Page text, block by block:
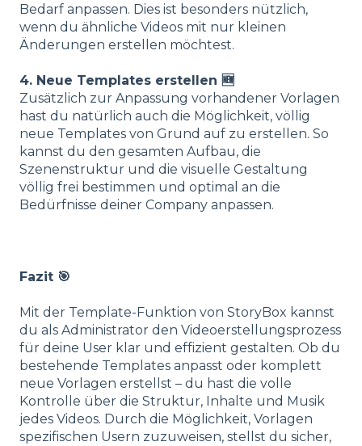
Bedarf anpassen. Dies ist besonders nützlich,
wenn du ähnliche Videos mit nur kleinen
Änderungen erstellen möchtest.
4. Neue Templates erstellen 🆕
Zusätzlich zur Anpassung vorhandener Vorlagen
hast du natürlich auch die Möglichkeit, völlig
neue Templates von Grund auf zu erstellen. So
kannst du den gesamten Aufbau, die
Szenenstruktur und die visuelle Gestaltung
völlig frei bestimmen und optimal an die
Bedürfnisse deiner Company anpassen.
Fazit 🎯
Mit der Template-Funktion von StoryBox kannst
du als Administrator den Videoerstellungsprozess
für deine User klar und effizient gestalten. Ob du
bestehende Templates anpasst oder komplett
neue Vorlagen erstellst – du hast die volle
Kontrolle über die Struktur, Inhalte und Musik
jedes Videos. Durch die Möglichkeit, Vorlagen
spezifischen Usern zuzuweisen, stellst du sicher,